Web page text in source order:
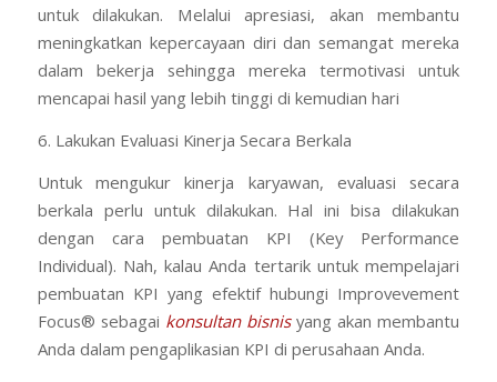
untuk dilakukan. Melalui apresiasi, akan membantu
meningkatkan kepercayaan diri dan semangat mereka
dalam bekerja sehingga mereka termotivasi untuk
mencapai hasil yang lebih tinggi di kemudian hari
6. Lakukan Evaluasi Kinerja Secara Berkala
Untuk mengukur kinerja karyawan, evaluasi secara
berkala perlu untuk dilakukan. Hal ini bisa dilakukan
dengan cara pembuatan KPI (Key Performance
Individual). Nah, kalau Anda tertarik untuk mempelajari
pembuatan KPI yang efektif hubungi Improvevement
Focus® sebagai konsultan bisnisyang akan membantu
Anda dalam pengaplikasian KPI di perusahaan Anda.